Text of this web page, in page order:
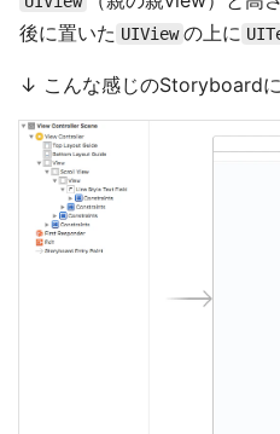
後に置いた UIView の上に
↓ こんな感じのStoryboardに